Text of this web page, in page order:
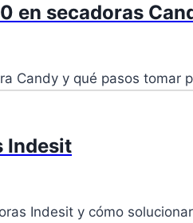
en secadoras
Candy y qué pasos tomar
Indesit
Indesit y cómo